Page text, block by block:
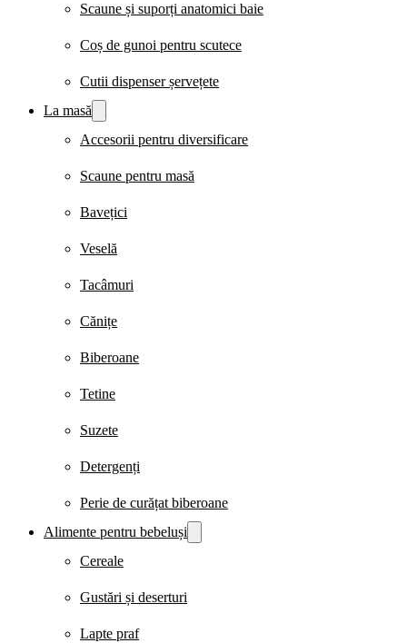
Scaune și suporți anatomici baie
Coș de gunoi pentru scutece
Cutii dispenser șervețete
La masă
Accesorii pentru diversificare
Scaune pentru masă
Bavețici
Veselă
Tacâmuri
Cănițe
Biberoane
Tetine
Suzete
Detergenți
Perie de curățat biberoane
Alimente pentru bebeluși
Cereale
Gustări și deserturi
Lapte praf